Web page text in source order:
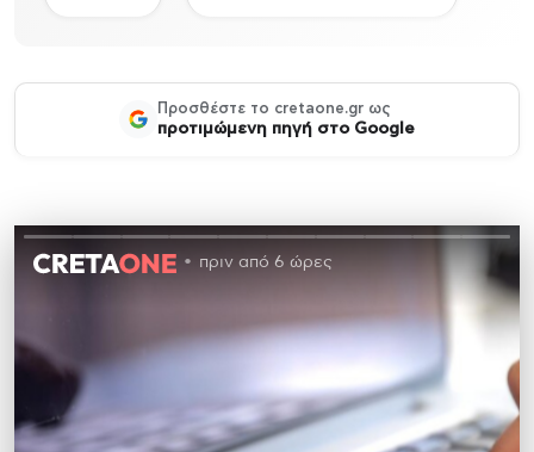
Προσθέστε το cretaone.gr ως
προτιμώμενη πηγή στο Google
πριν από 6 ώρες